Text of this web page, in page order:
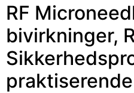
RF
bivirkninger,